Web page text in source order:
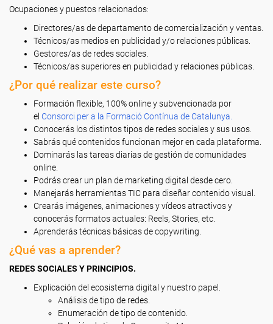
Ocupaciones y puestos relacionados:
Directores/as de departamento de comercialización y ventas.
Técnicos/as medios en publicidad y/o relaciones públicas.
Gestores/as de redes sociales.
Técnicos/as superiores en publicidad y relaciones públicas.
¿Por qué realizar este curso?
Formación flexible, 100% online y subvencionada por
el Consorci per a la Formació Contínua de Catalunya.
Conocerás los distintos tipos de redes sociales y sus usos.
Sabrás qué contenidos funcionan mejor en cada plataforma.
Dominarás las tareas diarias de gestión de comunidades
online.
Podrás crear un plan de marketing digital desde cero.
Manejarás herramientas TIC para diseñar contenido visual.
Crearás imágenes, animaciones y vídeos atractivos y
conocerás formatos actuales: Reels, Stories, etc.
Aprenderás técnicas básicas de copywriting.
¿Qué vas a aprender?
REDES SOCIALES Y PRINCIPIOS.
Explicación del ecosistema digital y nuestro papel.
Análisis de tipo de redes.
Enumeración de tipo de contenido.